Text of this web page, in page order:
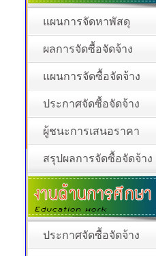
แผนการจัดหาพัสดุ
ผลการจัดซื้อจัดจ้าง
แผนการจัดซื้อจัดจ้าง
ประกาศจัดซื้อจัดจ้าง
ผู้ชนะการเสนอราคา
สรุปผลการจัดซื้อจัดจ้าง
ประกาศจัดซื้อจัดจ้าง